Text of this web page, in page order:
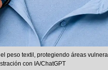
peso textil, protegiendo áreas
con IA/ChatGPT